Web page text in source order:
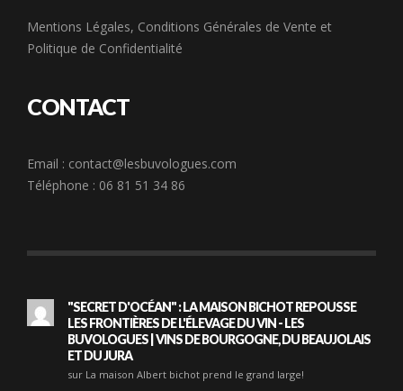
Mentions Légales, Conditions Générales de Vente et
Politique de Confidentialité
CONTACT
Email : contact@lesbuvologues.com
Téléphone : 06 81 51 34 86
"SECRET D'OCÉAN" : LA MAISON BICHOT REPOUSSE
LES FRONTIÈRES DE L'ÉLEVAGE DU VIN - LES
BUVOLOGUES | VINS DE BOURGOGNE, DU BEAUJOLAIS
ET DU JURA
sur La maison Albert bichot prend le grand large!